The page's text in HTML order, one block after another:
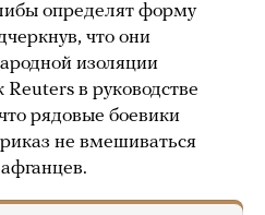
определят форму
что они
изоляции
в руководстве
рядовые боевики
не вмешиваться